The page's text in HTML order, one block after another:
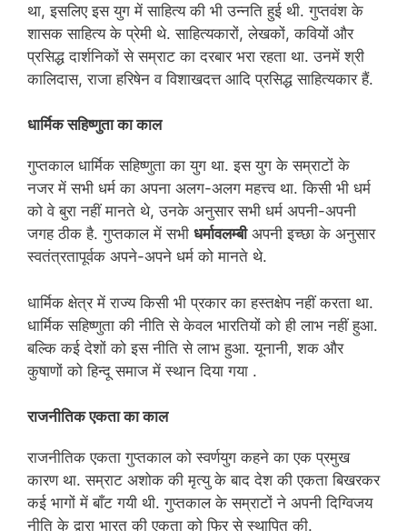
था, इसलिए इस युग में साहित्य की भी उन्नति हुई थी. गुप्तवंश के
शासक साहित्य के प्रेमी थे. साहित्यकारों, लेखकों, कवियों और
प्रसिद्ध दार्शनिकों से सम्राट का दरबार भरा रहता था. उनमें श्री
कालिदास, राजा हरिषेन व विशाखदत्त आदि प्रसिद्ध साहित्यकार हैं.
धार्मिक सहिष्णुता का काल
गुप्तकाल धार्मिक सहिष्णुता का युग था. इस युग के सम्राटों के
नजर में सभी धर्म का अपना अलग-अलग महत्त्व था. किसी भी धर्म
को वे बुरा नहीं मानते थे, उनके अनुसार सभी धर्म अपनी-अपनी
जगह ठीक है. गुप्तकाल में सभी धर्मावलम्बीअपनी इच्छा के अनुसार
स्वतंत्रतापूर्वक अपने-अपने धर्म को मानते थे.
धार्मिक क्षेत्र में राज्य किसी भी प्रकार का हस्तक्षेप नहीं करता था.
धार्मिक सहिष्णुता की नीति से केवल भारतियों को ही लाभ नहीं हुआ.
बल्कि कई देशों को इस नीति से लाभ हुआ. यूनानी, शक और
कुषाणों को हिन्दू समाज में स्थान दिया गया .
राजनीतिक एकता का काल
राजनीतिक एकता गुप्तकाल को स्वर्णयुग कहने का एक प्रमुख
कारण था. सम्राट अशोक की मृत्यु के बाद देश की एकता बिखरकर
कई भागों में बाँट गयी थी. गुप्तकाल के सम्राटों ने अपनी दिग्विजय
नीति के द्वारा भारत की एकता को फिर से स्थापित की.